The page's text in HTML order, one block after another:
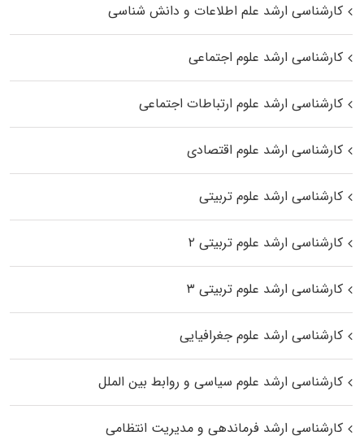
کارشناسی ارشد علم اطلاعات و دانش شناسی
کارشناسی ارشد علوم اجتماعی
کارشناسی ارشد علوم ارتباطات اجتماعی
کارشناسی ارشد علوم اقتصادی
کارشناسی ارشد علوم تربیتی
کارشناسی ارشد علوم تربیتی ۲
کارشناسی ارشد علوم تربیتی ۳
کارشناسی ارشد علوم جغرافیایی
کارشناسی ارشد علوم سیاسی و روابط بین الملل
کارشناسی ارشد فرماندهی و مدیریت انتظامی